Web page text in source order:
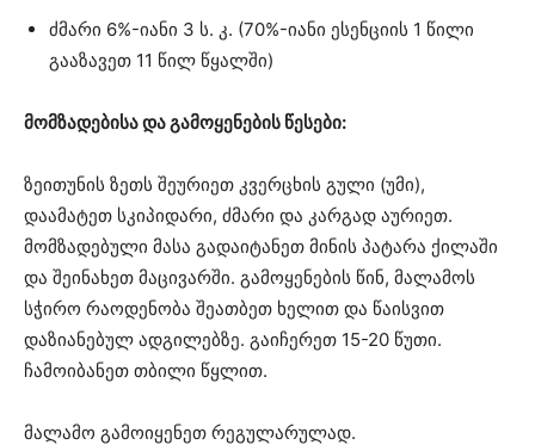
ძმარი 6%-იანი 3 ს. კ. (70%-იანი ესენციის 1 წილი
გააზავეთ 11 წილ წყალში)
მომზადებისა და გამოყენების წესები:
ზეითუნის ზეთს შეურიეთ კვერცხის გული (უმი),
დაამატეთ სკიპიდარი, ძმარი და კარგად აურიეთ.
მომზადებული მასა გადაიტანეთ მინის პატარა ქილაში
და შეინახეთ მაცივარში. გამოყენების წინ, მალამოს
სჭირო რაოდენობა შეათბეთ ხელით და წაისვით
დაზიანებულ ადგილებზე. გაიჩერეთ 15-20 წუთი.
ჩამოიბანეთ თბილი წყლით.
მალამო გამოიყენეთ რეგულარულად.